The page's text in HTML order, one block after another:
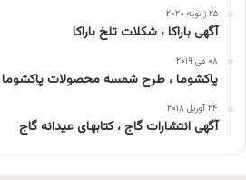
۲۵ ژانویه ۲۰۲۰
آگهی باراکا ، شکلات تلخ باراکا
۰۸ می ۲۰۱۹
پاکشوما ، طرح شمسه محصولات پاکشوما
۲۴ آوریل ۲۰۱۸
آگهی انتشارات گاج ، کتابهای عیدانه گاج